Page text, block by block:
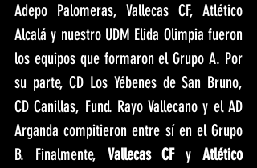
Adepo Palomeras, Vallecas CF, Atlético
Alcalá y nuestro UDM Elida Olimpia fueron
los equipos que formaron el Grupo A. Por
su parte, CD Los Yébenes de San Bruno,
CD Canillas, Fund. Rayo Vallecano y el AD
Arganda compitieron entre sí en el Grupo
B. Finalmente, Vallecas CF y Atlético